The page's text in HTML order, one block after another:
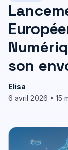
son
Elisa
6 avril 2026 • 15